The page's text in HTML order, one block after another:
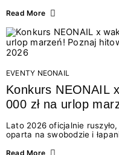
świata beauty i
zmysłami: przez soczysty
orzeźwiający zapach i
NEONAIL łączy siły z
na styku jedzenia i piękna....
Read More
EVENTY NEONAIL
Konkurs NEONAIL
000 zł na urlop
Lato 2026 oficjalnie
oparta na swobodzie i
doświadczenia wakacji – od
Read More